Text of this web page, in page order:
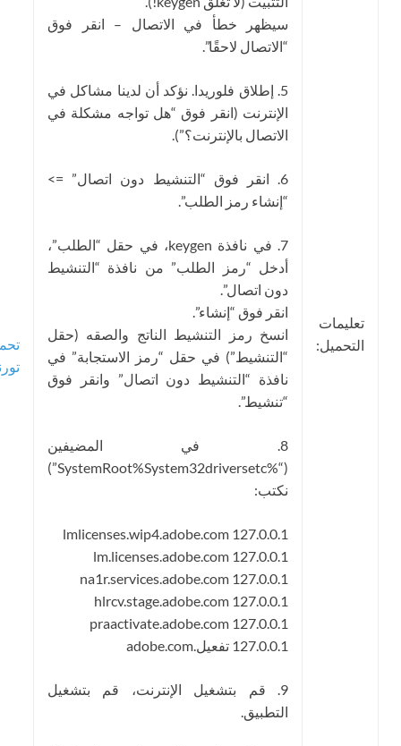
تحميل
تورنت
تعليمات
التحميل:
سيظهر خطأ في الاتصال – انقر فوق
“الاتصال لاحقًا”.
5. إطلاق فلوريدا. نؤكد أن لدينا مشاكل في
الإنترنت (انقر فوق “هل تواجه مشكلة في
الاتصال بالإنترنت؟”).
6. انقر فوق “التنشيط دون اتصال” =>
“إنشاء رمز الطلب”.
7. في نافذة keygen، في حقل “الطلب”،
أدخل “رمز الطلب” من نافذة “التنشيط
دون اتصال”.
انقر فوق “إنشاء”.
انسخ رمز التنشيط الناتج والصقه (حقل
“التنشيط”) في حقل “رمز الاستجابة” في
نافذة “التنشيط دون اتصال” وانقر فوق
“تنشيط”.
8. في المضيفين
(“%SystemRoot%System32driversetc”)
نكتب:
127.0.0.1 lmlicenses.wip4.adobe.com
127.0.0.1 lm.licenses.adobe.com
127.0.0.1 na1r.services.adobe.com
127.0.0.1 hlrcv.stage.adobe.com
127.0.0.1 praactivate.adobe.com
127.0.0.1 تفعيل.adobe.com
9. قم بتشغيل الإنترنت، قم بتشغيل
التطبيق.